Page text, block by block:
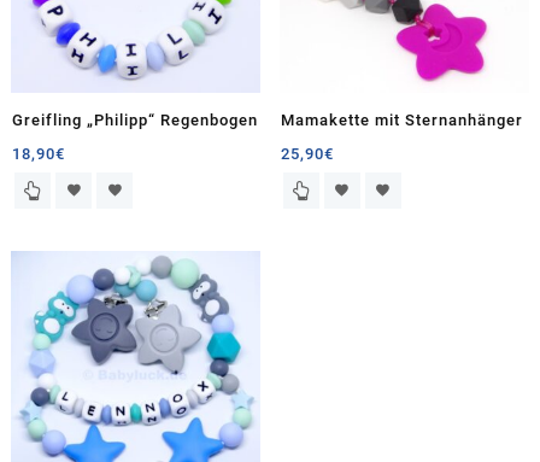
Greifling „Philipp“ Regenbogen
18,90€
Mamakette mit Sternanhänger
25,90€